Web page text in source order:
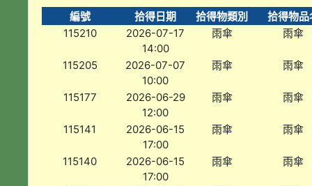
編號 拾得日期 拾得物類別
拾得物品
115210
2026-07-17
14:00
雨傘 雨傘
115205
2026-07-07
10:00
雨傘 雨傘
115177
2026-06-29
12:00
雨傘 雨傘
115141
2026-06-15
17:00
雨傘 雨傘
115140
2026-06-15
17:00
雨傘 雨傘